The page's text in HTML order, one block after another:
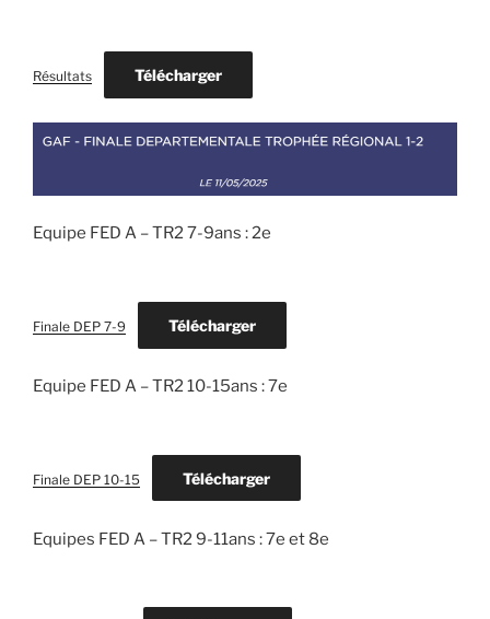
Résultats Télécharger
Equipe FED A – TR2 7-9ans : 2e
Finale DEP 7-9 Télécharger
Equipe FED A – TR2 10-15ans : 7e
Finale DEP 10-15 Télécharger
Equipes FED A – TR2 9-11ans : 7e et 8e